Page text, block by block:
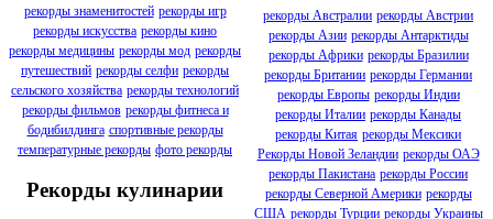
рекорды знаменитостей рекорды игр
рекорды искусства рекорды кино
рекорды медицины рекорды мод рекорды
путешествий рекорды селфи рекорды
сельского хозяйства рекорды технологий
рекорды фильмов рекорды фитнеса и
бодибилдинга спортивные рекорды
температурные рекорды фото рекорды
Рекорды кулинарии
рекорды Австралии рекорды Австрии
рекорды Азии рекорды Антарктиды
рекорды Африки рекорды Бразилии
рекорды Британии рекорды Германии
рекорды Европы рекорды Индии
рекорды Италии рекорды Канады
рекорды Китая рекорды Мексики
Рекорды Новой Зеландии рекорды ОАЭ
рекорды Пакистана рекорды России
рекорды Северной Америки рекорды
США рекорды Турции рекорды Украины